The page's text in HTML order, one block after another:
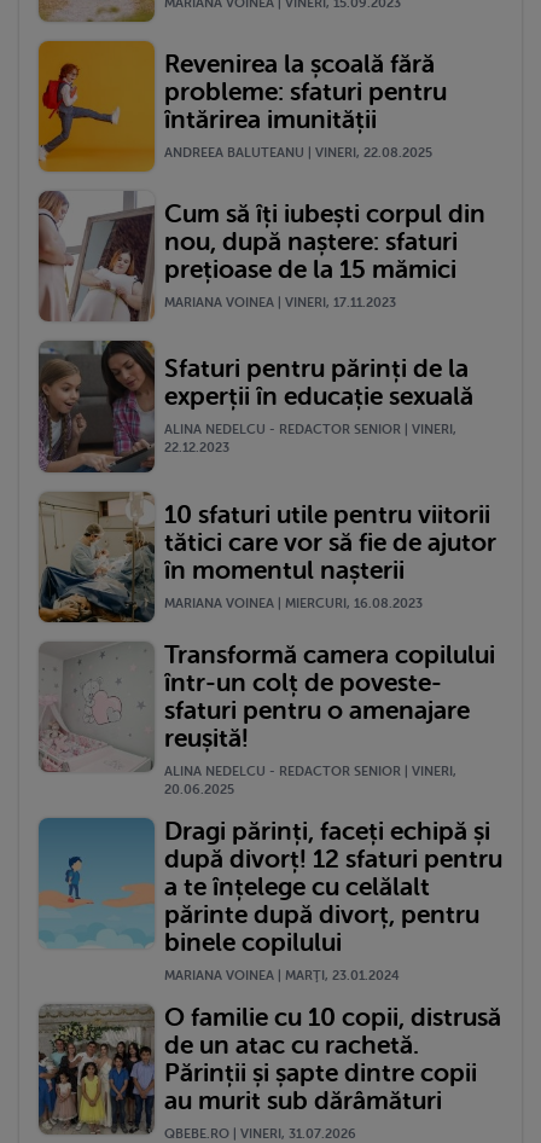
MARIANA VOINEA | VINERI, 15.09.2023
Revenirea la școală fără
probleme: sfaturi pentru
întărirea imunității
ANDREEA BALUTEANU | VINERI, 22.08.2025
Cum să îți iubești corpul din
nou, după naștere: sfaturi
prețioase de la 15 mămici
MARIANA VOINEA | VINERI, 17.11.2023
Sfaturi pentru părinți de la
experții în educație sexuală
ALINA NEDELCU - REDACTOR SENIOR | VINERI,
22.12.2023
10 sfaturi utile pentru viitorii
tătici care vor să fie de ajutor
în momentul nașterii
MARIANA VOINEA | MIERCURI, 16.08.2023
Transformă camera copilului
într-un colț de poveste-
sfaturi pentru o amenajare
reușită!
ALINA NEDELCU - REDACTOR SENIOR | VINERI,
20.06.2025
Dragi părinți, faceți echipă și
după divorț! 12 sfaturi pentru
a te înțelege cu celălalt
părinte după divorț, pentru
binele copilului
MARIANA VOINEA | MARŢI, 23.01.2024
O familie cu 10 copii, distrusă
de un atac cu rachetă.
Părinții și șapte dintre copii
au murit sub dărâmături
QBEBE.RO | VINERI, 31.07.2026